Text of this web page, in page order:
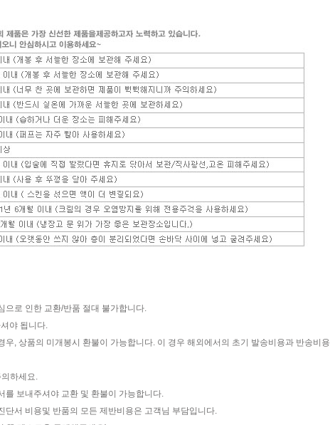
으로 인한 교환/반품 절대 불가합니다.
야 됩니다.
, 상품의 미개봉시 환불이 가능합니다. 이 경우 해외에서의 초기 발송비용과 반송비용
하세요.
를 보내주셔야 교환 및 환불이 가능합니다.
서 비용및 반품의 모든 제반비용은 고객님 부담입니다.